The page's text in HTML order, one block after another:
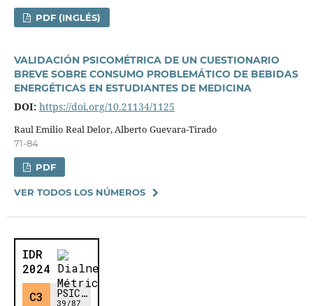
PDF (INGLÉS)
VALIDACIÓN PSICOMÉTRICA DE UN CUESTIONARIO
BREVE SOBRE CONSUMO PROBLEMÁTICO DE BEBIDAS
ENERGÉTICAS EN ESTUDIANTES DE MEDICINA
DOI: https://doi.org/10.21134/1125
Raul Emilio Real Delor, Alberto Guevara-Tirado
71-84
PDF
VER TODOS LOS NÚMEROS